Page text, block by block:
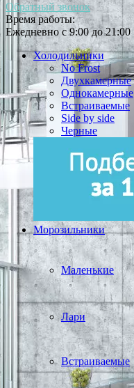
Обратный звонок
Время работы:
Ежедневно с 9:00 до 21:00
Холодильники
No Frost
Двухкамерные
Однокамерные
Встраиваемые
Side by side
Черные
Морозильники
Маленькие
Лари
Встраиваемые